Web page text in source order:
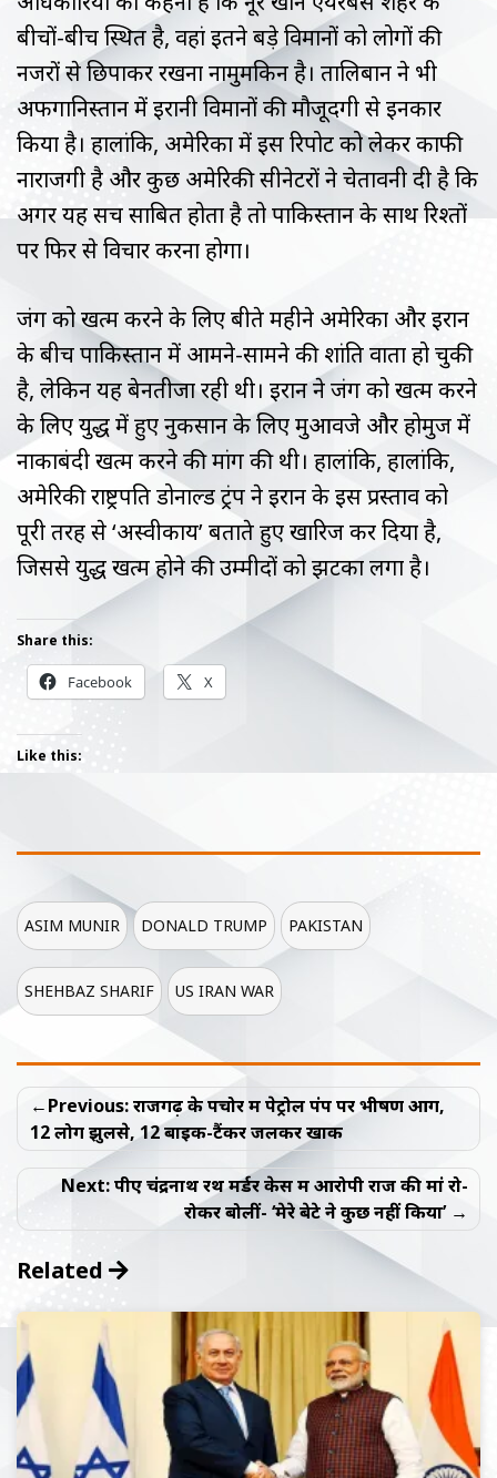
बीचों-बीच स्थित है, वहां इतने बड़े विमानों को लोगों की
नजरों से छिपाकर रखना नामुमकिन है। तालिबान ने भी
अफगानिस्तान में ईरानी विमानों की मौजूदगी से इनकार
किया है। हालांकि, अमेरिका में इस रिपोर्ट को लेकर काफी
नाराजगी है और कुछ अमेरिकी सीनेटरों ने चेतावनी दी है कि
अगर यह सच साबित होता है तो पाकिस्तान के साथ रिश्तों
पर फिर से विचार करना होगा।
जंग को खत्म करने के लिए बीते महीने अमेरिका और ईरान
के बीच पाकिस्तान में आमने-सामने की शांति वार्ता हो चुकी
है, लेकिन यह बेनतीजा रही थी। ईरान ने जंग को खत्म करने
के लिए युद्ध में हुए नुकसान के लिए मुआवजे और होर्मुज में
नाकाबंदी खत्म करने की मांग की थी। हालांकि, हालांकि,
अमेरिकी राष्ट्रपति डोनाल्ड ट्रंप ने ईरान के इस प्रस्ताव को
पूरी तरह से ‘अस्वीकार्य’ बताते हुए खारिज कर दिया है,
जिससे युद्ध खत्म होने की उम्मीदों को झटका लगा है।
Share this:
Facebook X
Like this:
ASIM MUNIR DONALD TRUMP PAKISTAN
SHEHBAZ SHARIF US IRAN WAR
Post
navigation
Previous: राजगढ़ के पचोर में पेट्रोल पंप पर भीषण आग,
12 लोग झुलसे, 12 बाइक-टैंकर जलकर खाक
Next: पीए चंद्रनाथ रथ मर्डर केस में आरोपी राज की मां रो-
रोकर बोलीं- ‘मेरे बेटे ने कुछ नहीं किया’
Related